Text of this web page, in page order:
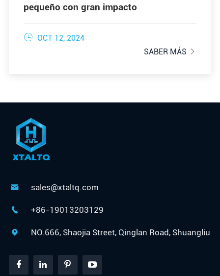
pequeño con gran impacto
 OCT 12, 2024
SABER MÁS

 sales@xtaltq.com
 +86-19013203129
 NO.666, Shaojia Street, Qinglan Road, Shuangliu